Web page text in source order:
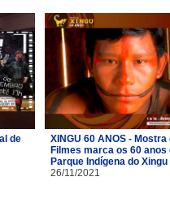
de
XINGU 60 ANOS - Mostra
Filmes marca os 60 anos
Parque Indígena do Xingu
26/11/2021